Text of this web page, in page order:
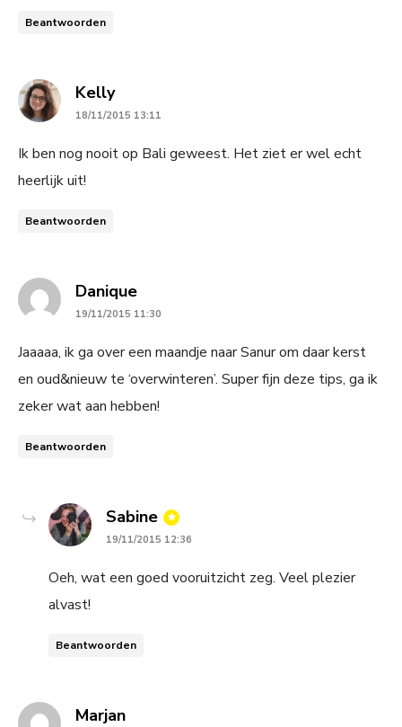
Beantwoorden
Kellysays:
18/11/2015 13:11
Ik ben nog nooit op Bali geweest. Het ziet er wel echt
heerlijk uit!
Beantwoorden
Daniquesays:
19/11/2015 11:30
Jaaaaa, ik ga over een maandje naar Sanur om daar kerst
en oud&nieuw te ‘overwinteren’. Super fijn deze tips, ga ik
zeker wat aan hebben!
Beantwoorden
Sabine says:
19/11/2015 12:36
Oeh, wat een goed vooruitzicht zeg. Veel plezier
alvast!
Beantwoorden
Marjansays: